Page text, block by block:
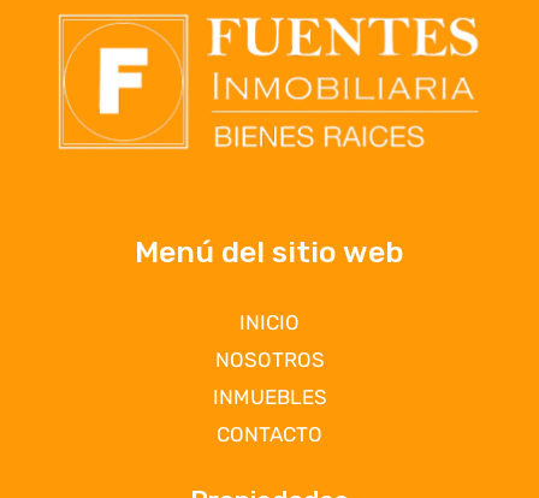
Menú del sitio web
INICIO
NOSOTROS
INMUEBLES
CONTACTO